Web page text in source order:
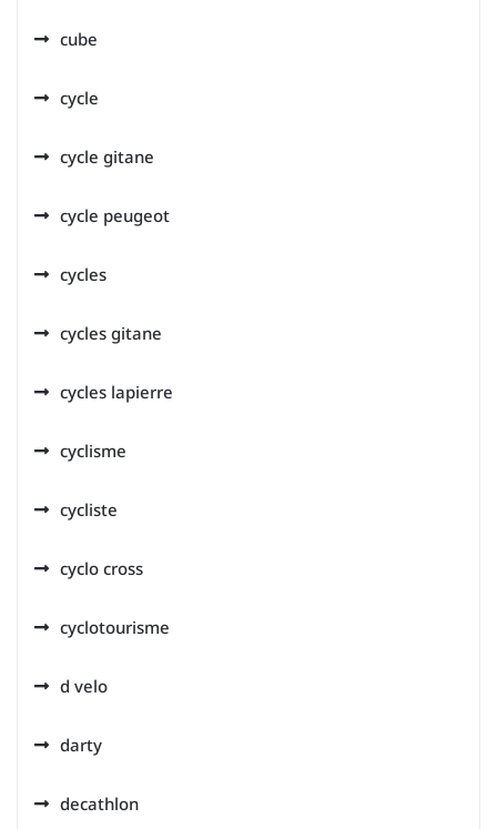
cube
cycle
cycle gitane
cycle peugeot
cycles
cycles gitane
cycles lapierre
cyclisme
cycliste
cyclo cross
cyclotourisme
d velo
darty
decathlon